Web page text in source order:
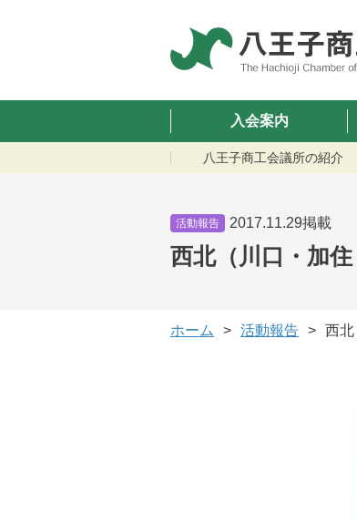
入会案内
八王子商工会議所の紹介
活動報告 2017.11.29掲載
西北（川口・加
ホーム 活動報告 西